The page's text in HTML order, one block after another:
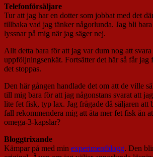
Telefonförsäljare
Tur att jag har en dotter som jobbat med det
tillbaka vad jag tänker någorlunda. Jag bli
lyssnar på mig när jag säger nej.
Allt detta bara för att jag var dum nog att svara
uppföljningsenkät. Fortsätter det här så får jag
det stoppas.
Den här gången handlade det om att de ville
till mig bara för att jag någonstans svarat att
lite fet fisk, typ lax. Jag frågade då säljaren att
fall rekommendera mig att äta mer fet fisk än
omega-3-kapslar?
Bloggtrixande
Kämpar på med min experimentblogg. Den